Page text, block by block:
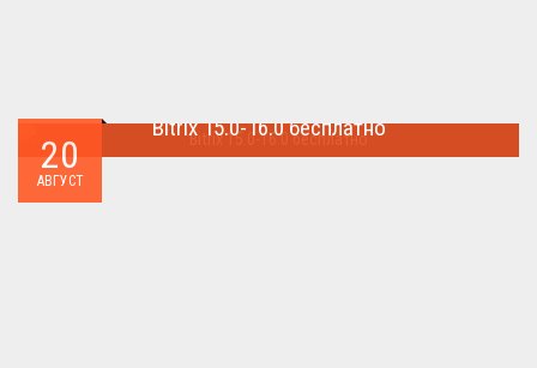
20
АВГУСТ
Bitrix 15.0-16.0 бесплатно